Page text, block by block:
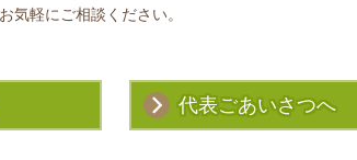
気軽にご相談ください。
代表ごあいさつへ